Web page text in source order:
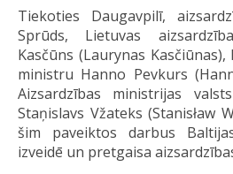
Tiekoties Daugavpilī,
Sprūds, Lietuvas
Kasčūns (Laurynas
ministru Hanno Pevkurs
Aizsardzības ministrijas
Staņislavs Vžateks (Stanisław
šim paveiktos darbus
izveidē un pretgaisa